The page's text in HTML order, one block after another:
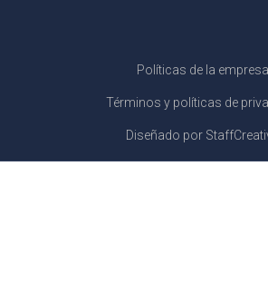
Políticas de la empresa
Términos y políticas de
Diseñado por